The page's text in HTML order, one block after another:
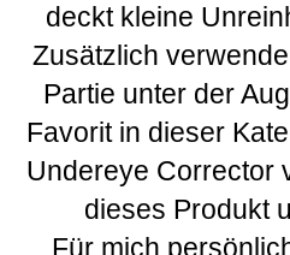
deckt kleine
Zusätzlich
Partie unter der
Favorit in dieser
Undereye Corrector
dieses Produkt
Für mich